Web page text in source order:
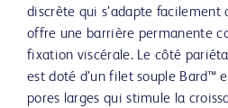
discrète qui s’adapte facilement
offre une barrière permanente
fixation viscérale. Le côté
est doté d’un filet souple Bard™
pores larges qui stimule la